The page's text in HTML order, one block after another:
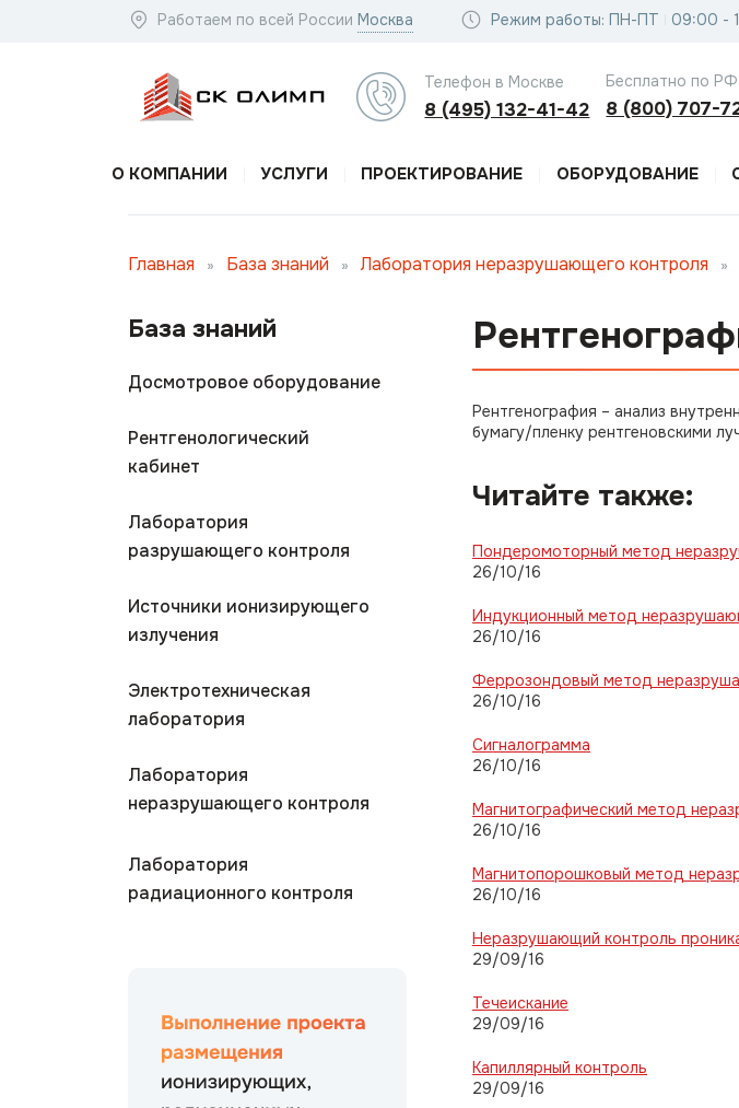
Работаем по всей России Москва Режим работы: ПН-ПТ 09:00 -
Телефон в Москве
8 (495) 132-41-42
Бесплатно по РФ
8 (800) 707-
О КОМПАНИИ УСЛУГИ ПРОЕКТИРОВАНИЕ ОБОРУДОВАНИЕ
Главная » База знаний » Лаборатория неразрушающего контроля »
Рентгенография – анализ
бумагу/пленку рентгеновскими
Читайте также:
Пондеромоторный метод
26/10/16
Индукционный метод
26/10/16
Феррозондовый метод
26/10/16
Сигналограмма
26/10/16
Магнитографический метод
26/10/16
Магнитопорошковый метод
26/10/16
Неразрушающий контроль
29/09/16
Течеискание
29/09/16
Капиллярный контроль
29/09/16
База знаний
Досмотровое оборудование
Рентгенологический
кабинет
Лаборатория
разрушающего контроля
Источники ионизирующего
излучения
Электротехническая
лаборатория
Лаборатория
неразрушающего контроля
Лаборатория
радиационного контроля